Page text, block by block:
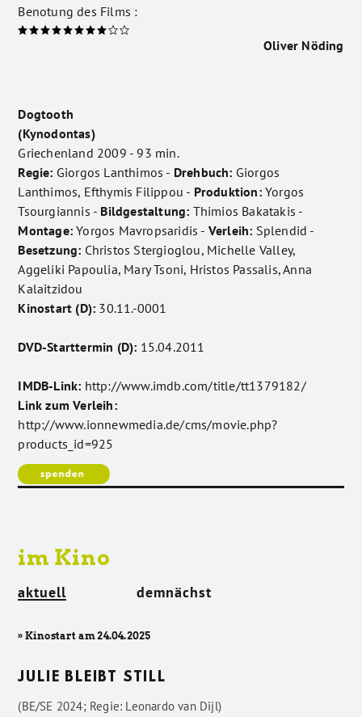
Benotung des Films :
Oliver Nöding
Dogtooth
(Kynodontas)
Griechenland 2009 - 93 min.
Regie: Giorgos Lanthimos - Drehbuch: Giorgos
Lanthimos, Efthymis Filippou - Produktion:Yorgos
Tsourgiannis - Bildgestaltung: Thimios Bakatakis -
Montage: Yorgos Mavropsaridis - Verleih: Splendid -
Besetzung: Christos Stergioglou, Michelle Valley,
Aggeliki Papoulia, Mary Tsoni, Hristos Passalis, Anna
Kalaitzidou
Kinostart (D): 30.11.-0001
DVD-Starttermin (D): 15.04.2011
IMDB-Link: http://www.imdb.com/title/tt1379182/
Link zum Verleih:
http://www.ionnewmedia.de/cms/movie.php?
products_id=925
im Kino
aktuell demnächst
» Kinostart am 24.04.2025
JULIE BLEIBT STILL
(BE/SE 2024; Regie: Leonardo van Dijl)